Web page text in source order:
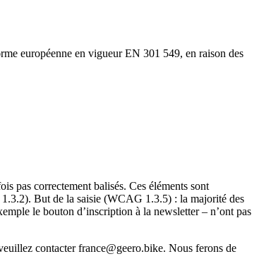
européenne en vigueur EN 301 549, en raison des
pas correctement balisés. Ces éléments sont
But de la saisie (WCAG 1.3.5) : la majorité des
le bouton d’inscription à la newsletter – n’ont pas
contacter france@geero.bike. Nous ferons de